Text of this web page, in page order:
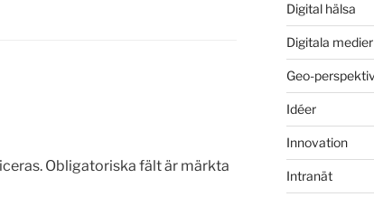
Obligatoriska fält är märkta
Digital hälsa
Digitala
Geo-perspektiv
Idéer
Innovation
Intranät